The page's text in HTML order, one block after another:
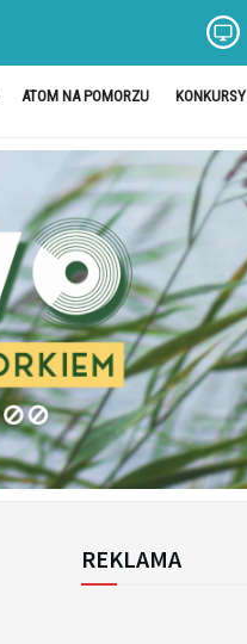
ATOM NA POMORZU KONKURSY
REKLAMA